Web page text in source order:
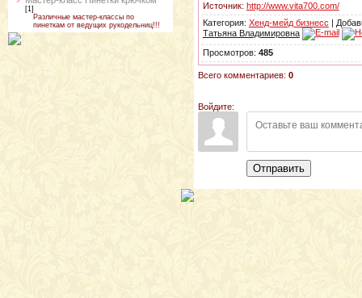
[1]
Различные мастер-классы по
пинеткам от ведущих рукодельниц!!!
Источник: http://www.vita700.com/
Категория: Хенд-мейд бизнесс |
Татьяна Владимировна
Просмотров: 485
Всего комментариев: 0
Войдите:
Отправить